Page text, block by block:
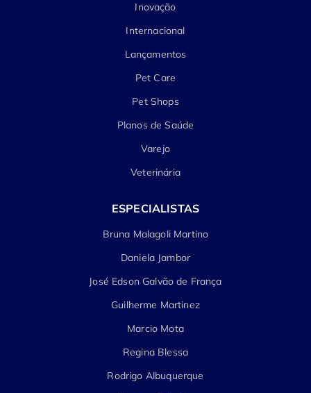
Inovação
Internacional
Lançamentos
Pet Care
Pet Shops
Planos de Saúde
Varejo
Veterinária
ESPECIALISTAS
Bruna Malagoli Martino
Daniela Jambor
José Edson Galvão de França
Guilherme Martinez
Marcio Mota
Regina Blessa
Rodrigo Albuquerque